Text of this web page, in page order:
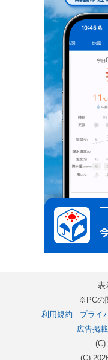
表
※PCの
利用規約 - プライ
広告掲載
(C)
(C)